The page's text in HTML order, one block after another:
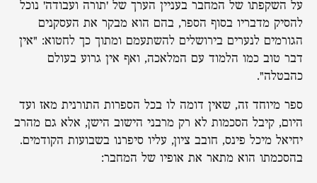
על השקפתו של המחבר בעניין הערך של 'תורה ועבודה' נוכל
להסיק מדבריו בסוף הספר, בהם הוא מבקר את העסקנים
הגורמים לנערים בירושלים להשתעמם ומתוך כך לחטוא: "אין
דבר טוב כמו הלמוד עם המלאכה, ואף אין גרוע בעולם
כהבטלה".
ספר מיוחד זה, שאין דומה לו בכל הספרות התורנית מאז ועד
היום, קיבל הסכמות לא רק מרבני הישוב הישן, אלא גם מהרב
יחיאל מיכל פינס, חובב ציון, עליו סיפרנו בשבועות הקודמים.
בהסכמתו הוא מתאר את אופיו של המחבר: